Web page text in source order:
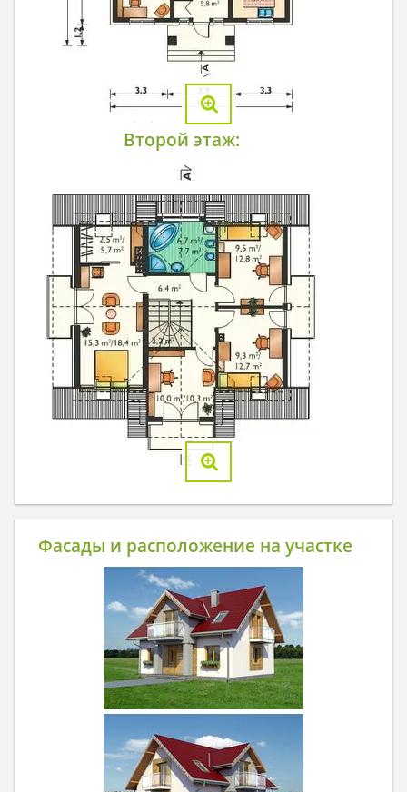
Второй этаж:
Фасады и расположение на участке